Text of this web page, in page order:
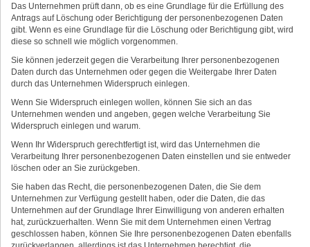
Das Unternehmen prüft dann, ob es eine Grundlage für die Erfüllung des
Antrags auf Löschung oder Berichtigung der personenbezogenen Daten
gibt. Wenn es eine Grundlage für die Löschung oder Berichtigung gibt, wird
diese so schnell wie möglich vorgenommen.
Sie können jederzeit gegen die Verarbeitung Ihrer personenbezogenen
Daten durch das Unternehmen oder gegen die Weitergabe Ihrer Daten
durch das Unternehmen Widerspruch einlegen.
Wenn Sie Widerspruch einlegen wollen, können Sie sich an das
Unternehmen wenden und angeben, gegen welche Verarbeitung Sie
Widerspruch einlegen und warum.
Wenn Ihr Widerspruch gerechtfertigt ist, wird das Unternehmen die
Verarbeitung Ihrer personenbezogenen Daten einstellen und sie entweder
löschen oder an Sie zurückgeben.
Sie haben das Recht, die personenbezogenen Daten, die Sie dem
Unternehmen zur Verfügung gestellt haben, oder die Daten, die das
Unternehmen auf der Grundlage Ihrer Einwilligung von anderen erhalten
hat, zurückzuerhalten. Wenn Sie mit dem Unternehmen einen Vertrag
geschlossen haben, können Sie Ihre personenbezogenen Daten ebenfalls